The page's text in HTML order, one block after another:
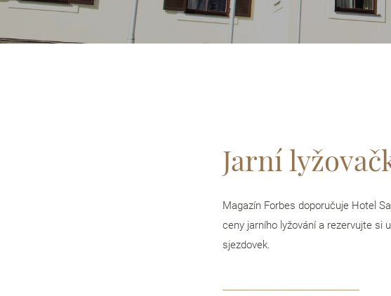
Jarní
Magazín Forbes doporučuje Hotel
ceny jarního lyžování a rezervujte si
sjezdovek.